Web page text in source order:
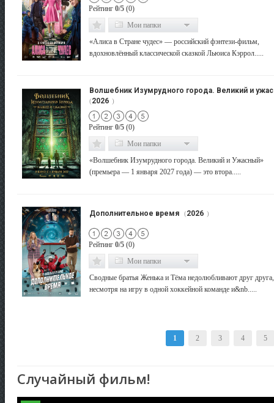
Рейтинг 0/5 (0)
Мои папки
«Алиса в Стране чудес» — российский фэнтези-фильм,
вдохновлённый классической сказкой Льюиса Кэррол.....
Волшебник Изумрудного города. Великий и
(2026 )
Рейтинг 0/5 (0)
Мои папки
«Волшебник Изумрудного города. Великий и Ужасный»
(премьера — 1 января 2027 года) — это втора.....
Дополнительное время (2026 )
Рейтинг 0/5 (0)
Мои папки
Сводные братья Женька и Тёма недолюбливают друг друга,
несмотря на игру в одной хоккейной команде и&nb.....
1 2 3 4 5
Случайный фильм!